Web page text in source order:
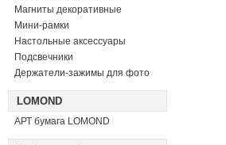
Магниты декоративные
Мини-рамки
Настольные аксессуары
Подсвечники
Держатели-зажимы для фото
LOMOND
АРТ бумага LOMOND